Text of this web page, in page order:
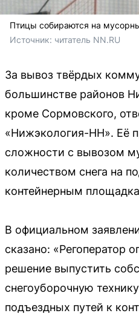
Птицы собираются на
Источник: читатель NN.RU
За вывоз твёрдых
большинстве районов
кроме Сормовского,
«Нижэкология-НН». Её
сложности с вывозом
количеством снега на
контейнерным
В официальном
сказано: «Регоператор
решение выпустить
снегоуборочную
подъездных путей к